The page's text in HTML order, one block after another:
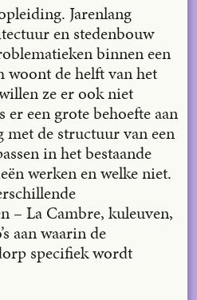
Jarenlang
en stedenbouw
binnen een
woont de helft van het
ze er ook niet
een grote behoefte aan
met de structuur van een
in het bestaande
werken en welke niet.
– La Cambre, kuleuven,
aan waarin de
specifiek wordt